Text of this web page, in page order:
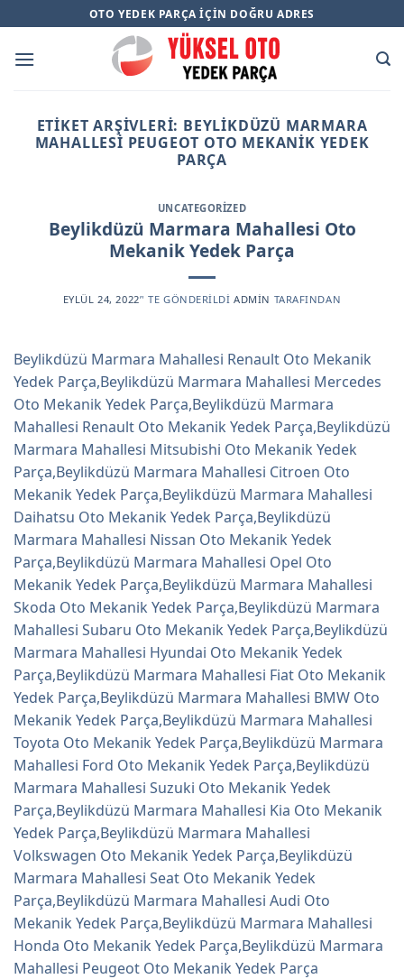
to
content
OTO YEDEK PARÇA İÇIN DOĞRU ADRES
ETIKET ARŞIVLERI: BEYLIKDÜZÜ MARMARA
MAHALLESI PEUGEOT OTO MEKANIK YEDEK
PARÇA
UNCATEGORIZED
Beylikdüzü Marmara Mahallesi Oto
Mekanik Yedek Parça
EYLÜL 24, 2022’' TE GÖNDERILDI ADMIN TARAFINDAN
Beylikdüzü Marmara Mahallesi Renault Oto Mekanik
Yedek Parça,Beylikdüzü Marmara Mahallesi Mercedes
Oto Mekanik Yedek Parça,Beylikdüzü Marmara
Mahallesi Renault Oto Mekanik Yedek Parça,Beylikdüzü
Marmara Mahallesi Mitsubishi Oto Mekanik Yedek
Parça,Beylikdüzü Marmara Mahallesi Citroen Oto
Mekanik Yedek Parça,Beylikdüzü Marmara Mahallesi
Daihatsu Oto Mekanik Yedek Parça,Beylikdüzü
Marmara Mahallesi Nissan Oto Mekanik Yedek
Parça,Beylikdüzü Marmara Mahallesi Opel Oto
Mekanik Yedek Parça,Beylikdüzü Marmara Mahallesi
Skoda Oto Mekanik Yedek Parça,Beylikdüzü Marmara
Mahallesi Subaru Oto Mekanik Yedek Parça,Beylikdüzü
Marmara Mahallesi Hyundai Oto Mekanik Yedek
Parça,Beylikdüzü Marmara Mahallesi Fiat Oto Mekanik
Yedek Parça,Beylikdüzü Marmara Mahallesi BMW Oto
Mekanik Yedek Parça,Beylikdüzü Marmara Mahallesi
Toyota Oto Mekanik Yedek Parça,Beylikdüzü Marmara
Mahallesi Ford Oto Mekanik Yedek Parça,Beylikdüzü
Marmara Mahallesi Suzuki Oto Mekanik Yedek
Parça,Beylikdüzü Marmara Mahallesi Kia Oto Mekanik
Yedek Parça,Beylikdüzü Marmara Mahallesi
Volkswagen Oto Mekanik Yedek Parça,Beylikdüzü
Marmara Mahallesi Seat Oto Mekanik Yedek
Parça,Beylikdüzü Marmara Mahallesi Audi Oto
Mekanik Yedek Parça,Beylikdüzü Marmara Mahallesi
Honda Oto Mekanik Yedek Parça,Beylikdüzü Marmara
Mahallesi Peugeot Oto Mekanik Yedek Parça